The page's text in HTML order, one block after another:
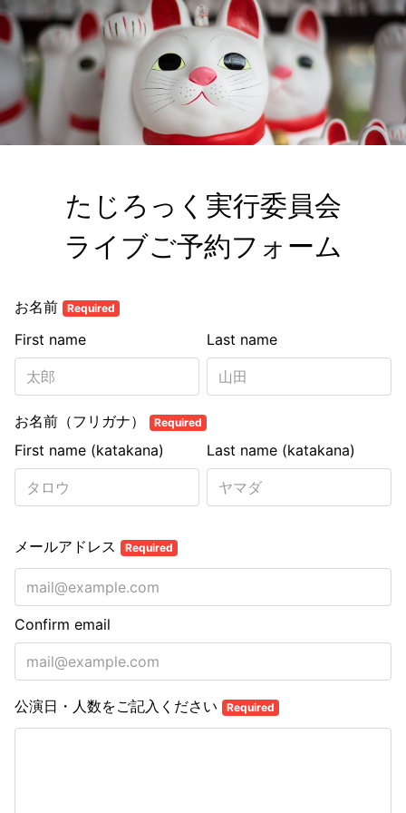
たじろっく実行委員会
ライブご予約フォーム
お名前 Required
Last name
First name
お名前（フリガナ） Required
Last name (katakana)
First name (katakana)
メールアドレス Required
Confirm email
公演日・人数をご記入ください Required